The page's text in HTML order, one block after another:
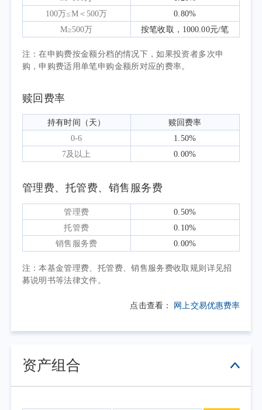
增长11.8%。国家统计局数据显示，6月制造业
PMI为50.3%，较5月上升0.3个百分点，重返扩
PMI产出指数为50.6%，企业生产经营景气水平
全国统一大市场建设、就业优先、人工智能发
发展提供有力支撑。海外方面，二季度中东地
缘冲突反复、国际能源价格震荡叠加海外通胀
数据波动，持续扰动全球市场风险偏好。受上
人产业指数上涨17.47%。
机器人产业是人工智能与先进制造业深度
融合的重要方向，也是发展新质生产力的重要
载体。二季度以来，全球人工智能投资保持较
密减速器、伺服系统等关键技术持续迭代，为
面，制造业应用场景丰富、供应链体系完整的
是，机器人产业仍处于技术路线快速演进和商
业化落地逐步推进阶段，短期订单兑现、成本
100万≤M＜500万
0.80%
M≥500万
按笔收取，1000.00元/笔
注：在申购费按金额分档的情况下，如果投资者多次申
购，申购费适用单笔申购金额所对应的费率。
赎回费率
持有时间（天）
赎回费率
0-6
1.50%
7及以上
0.00%
管理费、托管费、销售服务费
管理费
0.50%
托管费
0.10%
销售服务费
0.00%
注：本基金管理费、托管费、销售服务费收取规则详见招
募说明书等法律文件。
点击查看： 网上交易优惠费率
资产组合